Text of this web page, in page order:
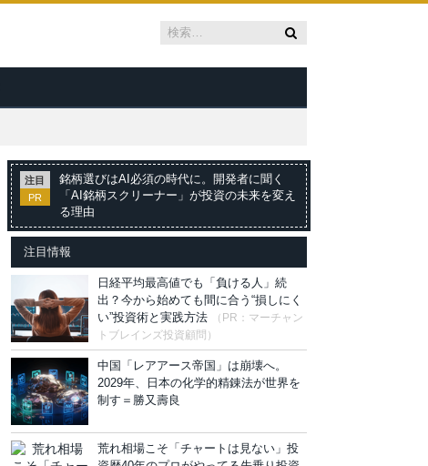
注目
PR
銘柄選びはAI必須の時代に。開発者に聞く
「AI銘柄スクリーナー」が投資の未来を変え
る理由
注目情報
日経平均最高値でも「負ける人」続
出？今から始めても間に合う“損しにく
い”投資術と実践方法
（PR：マーチャン
トブレインズ投資顧問）
中国「レアアース帝国」は崩壊へ。
2029年、日本の化学的精錬法が世界を
制す＝勝又壽良
荒れ相場こそ「チャートは見ない」投